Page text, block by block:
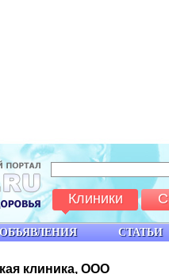
клиника, ООО
ОБЪЯВЛЕНИЯ СТАТЬИ
Клиники